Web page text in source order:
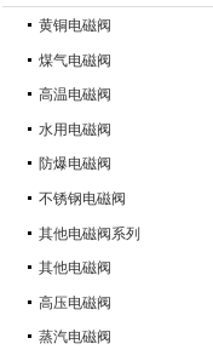
黄铜电磁阀
煤气电磁阀
高温电磁阀
水用电磁阀
防爆电磁阀
不锈钢电磁阀
其他电磁阀系列
其他电磁阀
高压电磁阀
蒸汽电磁阀